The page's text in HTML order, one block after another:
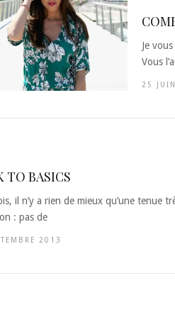
Je
Vous
25
TO BASICS
il n’y a rien de mieux qu’une tenue
: pas de
2013